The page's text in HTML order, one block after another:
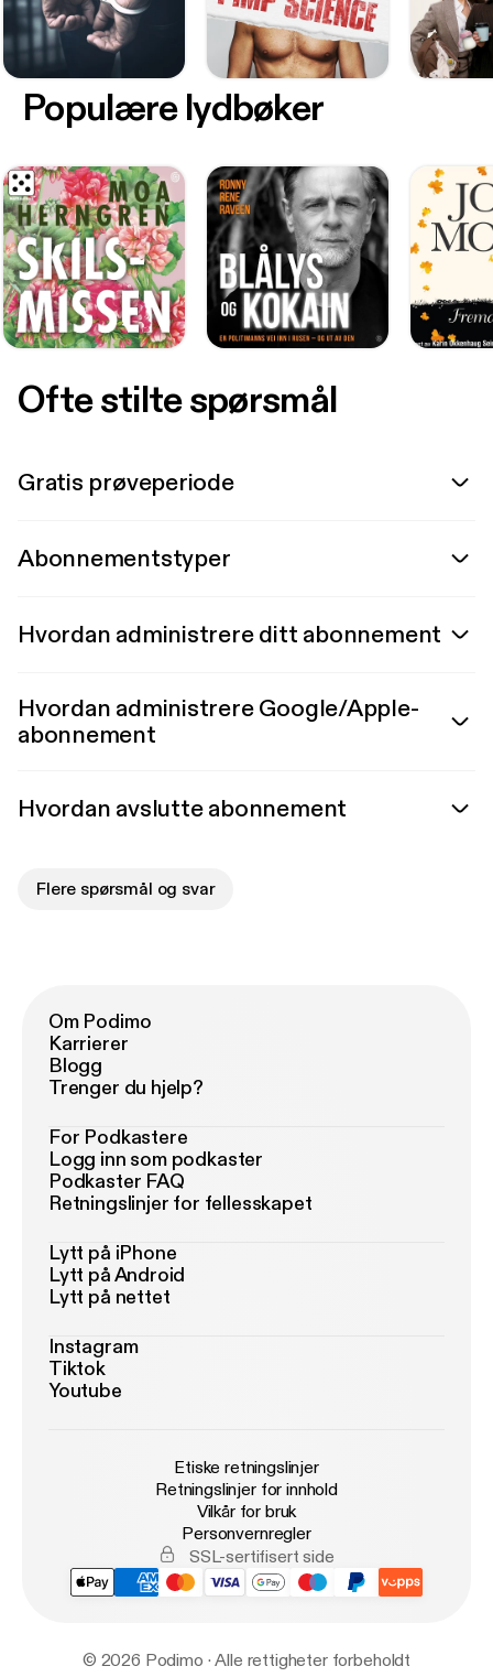
Populære lydbøker
Ofte stilte spørsmål
Gratis prøveperiode
Abonnementstyper
Hvordan administrere ditt abonnement
Hvordan administrere Google/Apple-
abonnement
Hvordan avslutte abonnement
Flere spørsmål og svar
Om Podimo
Karrierer
Blogg
Trenger du hjelp?
For Podkastere
Logg inn som podkaster
Podkaster FAQ
Retningslinjer for fellesskapet
Lytt på iPhone
Lytt på Android
Lytt på nettet
Instagram
Tiktok
Youtube
Etiske retningslinjer
Retningslinjer for innhold
Vilkår for bruk
Personvernregler
SSL-sertifisert side
© 2026 Podimo · Alle rettigheter forbeholdt